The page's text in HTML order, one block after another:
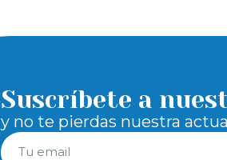
Suscríbete a
y no te pierdas nuestra